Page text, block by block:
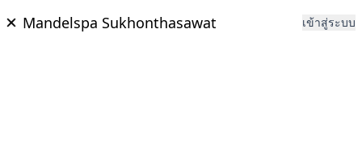
Mandelspa Sukhonthasawat เข้าสู่ระบบ